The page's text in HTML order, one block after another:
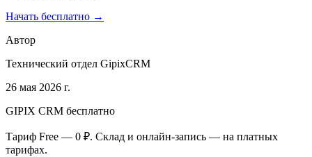
Начать бесплатно →
Автор
Технический отдел GipixCRM
26 мая 2026 г.
GIPIX CRM бесплатно
Тариф Free — 0 ₽. Склад и онлайн-запись — на платных
тарифах.